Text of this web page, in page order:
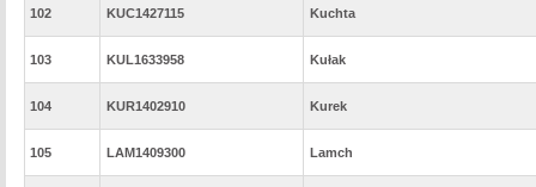
102 KUC1427115 Kuchta
103 KUL1633958 Kułak
104 KUR1402910 Kurek
105 LAM1409300 Lamch